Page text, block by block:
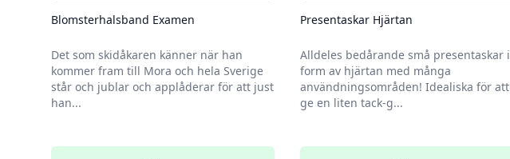
Blomsterhalsband Examen
Det som skidåkaren känner när han
kommer fram till Mora och hela Sverige
står och jublar och applåderar för att just
han...
Presentaskar Hjärtan
Alldeles bedårande små presentaskar i
form av hjärtan med många
användningsområden! Idealiska för att
ge en liten tack-g...